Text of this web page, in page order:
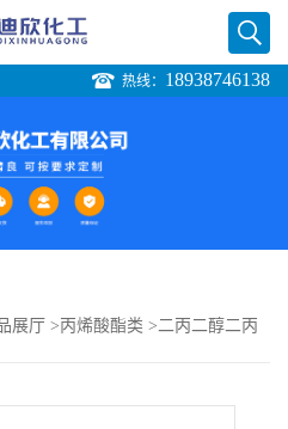
热线： 18938746138
展厅 >丙烯酸酯类 >二丙二醇二丙